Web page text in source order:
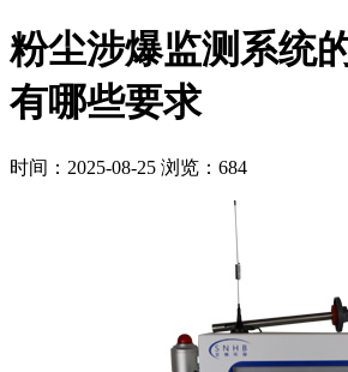
粉尘涉爆监测系统
有哪些要求
时间：2025-08-25 浏览：684